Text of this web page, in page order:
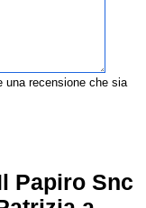
una recensione che sia
Papiro Snc